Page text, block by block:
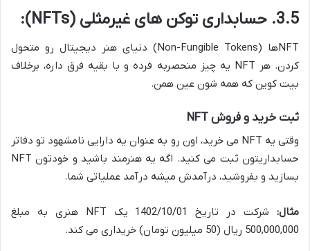
3.5. حسابداری توکن های غیرمثلی (NFTs):
NFTها (Non-Fungible Tokens) دنیای هنر دیجیتال رو متحول
کردن. هر NFT یه چیز منحصربه فرده و با بقیه فرق داره، برخلاف
بیت کوین که همه شون عین همن.
ثبت خرید و فروش NFT
وقتی یه NFT می خرید، اون رو به عنوان یه دارایی نامشهود تو دفاتر
حسابداریتون ثبت می کنید. اگه یه هنرمند باشید و خودتون NFT
بسازید و بفروشید، درآمدش میشه درآمد عملیاتی شما.
مثال:
شرکت در تاریخ 1402/10/01 یک NFT هنری به مبلغ
500,000,000 ریال (50 میلیون تومان) خریداری می کند.